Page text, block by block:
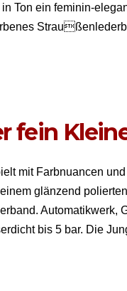
Ton ein fem­i­nin-
fein
mit Farb­nu­an­cen
glänzend
bis 5 bar. Die